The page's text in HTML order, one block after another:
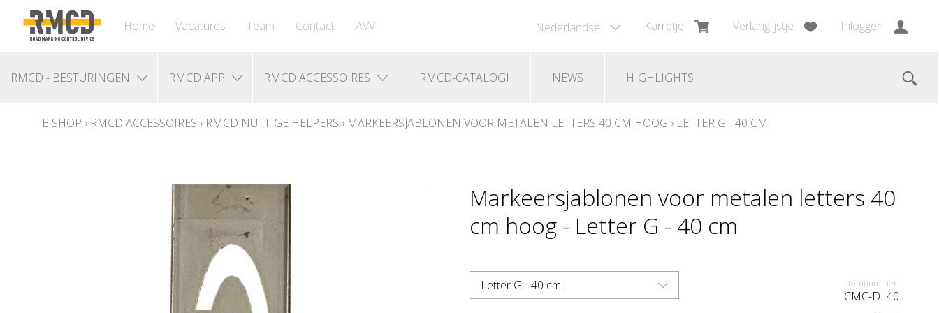
Nederlandse Karretje Verlanglijstje Inloggen
Home Vacatures Team Contact AVV
RMCD - BESTURINGEN RMCD APP RMCD ACCESSOIRES RMCD-CATALOGI NEWS HIGHLIGHTS
E-SHOP › RMCD ACCESSOIRES › RMCD NUTTIGE HELPERS › MARKEERSJABLONEN VOOR METALEN LETTERS 40 CM HOOG › LETTER G - 40 CM
Markeersjablonen voor metalen letters 40
cm hoog - Letter G - 40 cm
Letter G - 40 cm Itemnummer:
CMC-DL40